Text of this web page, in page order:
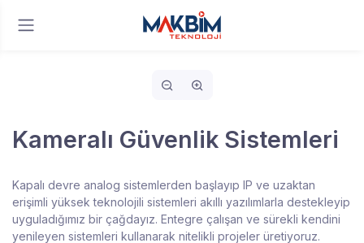
Kameralı Güvenlik Sistemleri
Kapalı devre analog sistemlerden başlayıp IP ve uzaktan
erişimli yüksek teknolojili sistemleri akıllı yazılımlarla destekleyip
uyguladığımız bir çağdayız. Entegre çalışan ve sürekli kendini
yenileyen sistemleri kullanarak nitelikli projeler üretiyoruz.